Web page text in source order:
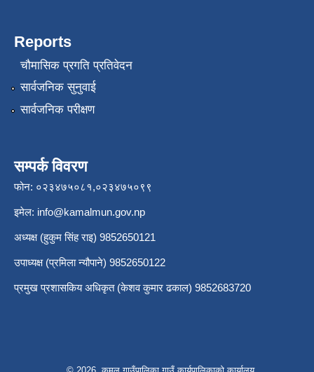
Reports
चौमासिक प्रगति प्रतिवेदन
सार्वजनिक सुनुवाई
सार्वजनिक परीक्षण
सम्पर्क विवरण
फोन: ०२३४७५०८१,०२३४७५०९९
इमेल: info@kamalmun.gov.np
अध्यक्ष (हुकुम सिंह राइ) 9852650121
उपाध्यक्ष (प्रमिला न्यौपाने) 9852650122
प्रमुख प्रशासकिय अधिकृत (केशव कुमार ढकाल) 9852683720